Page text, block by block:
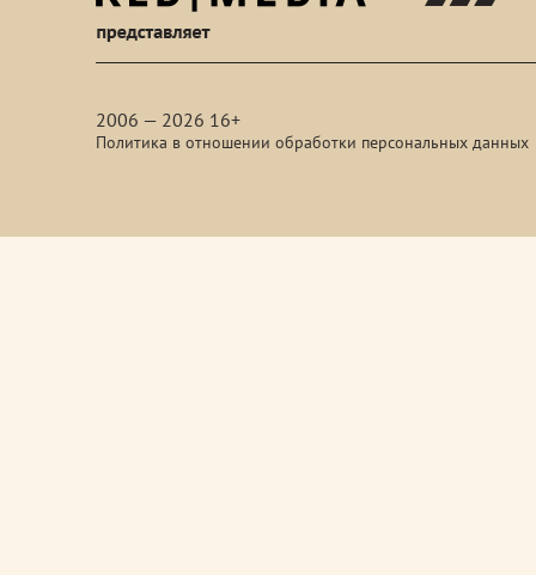
2006 — 2026 16+
Политика в отношении обработки персональных данных